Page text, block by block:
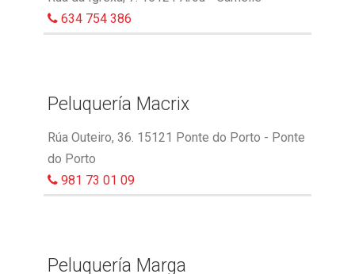
634 754 386
Peluquería Macrix
Rúa Outeiro, 36. 15121 Ponte do Porto - Ponte
do Porto
981 73 01 09
Peluquería Marga